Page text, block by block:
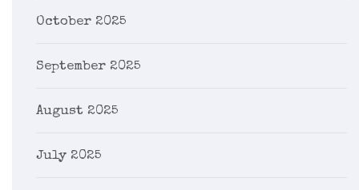
October 2025
September 2025
August 2025
July 2025